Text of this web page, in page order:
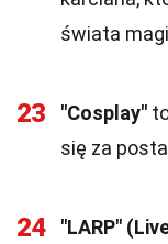
świata
23 "Cosplay"
się za
24 "LARP"